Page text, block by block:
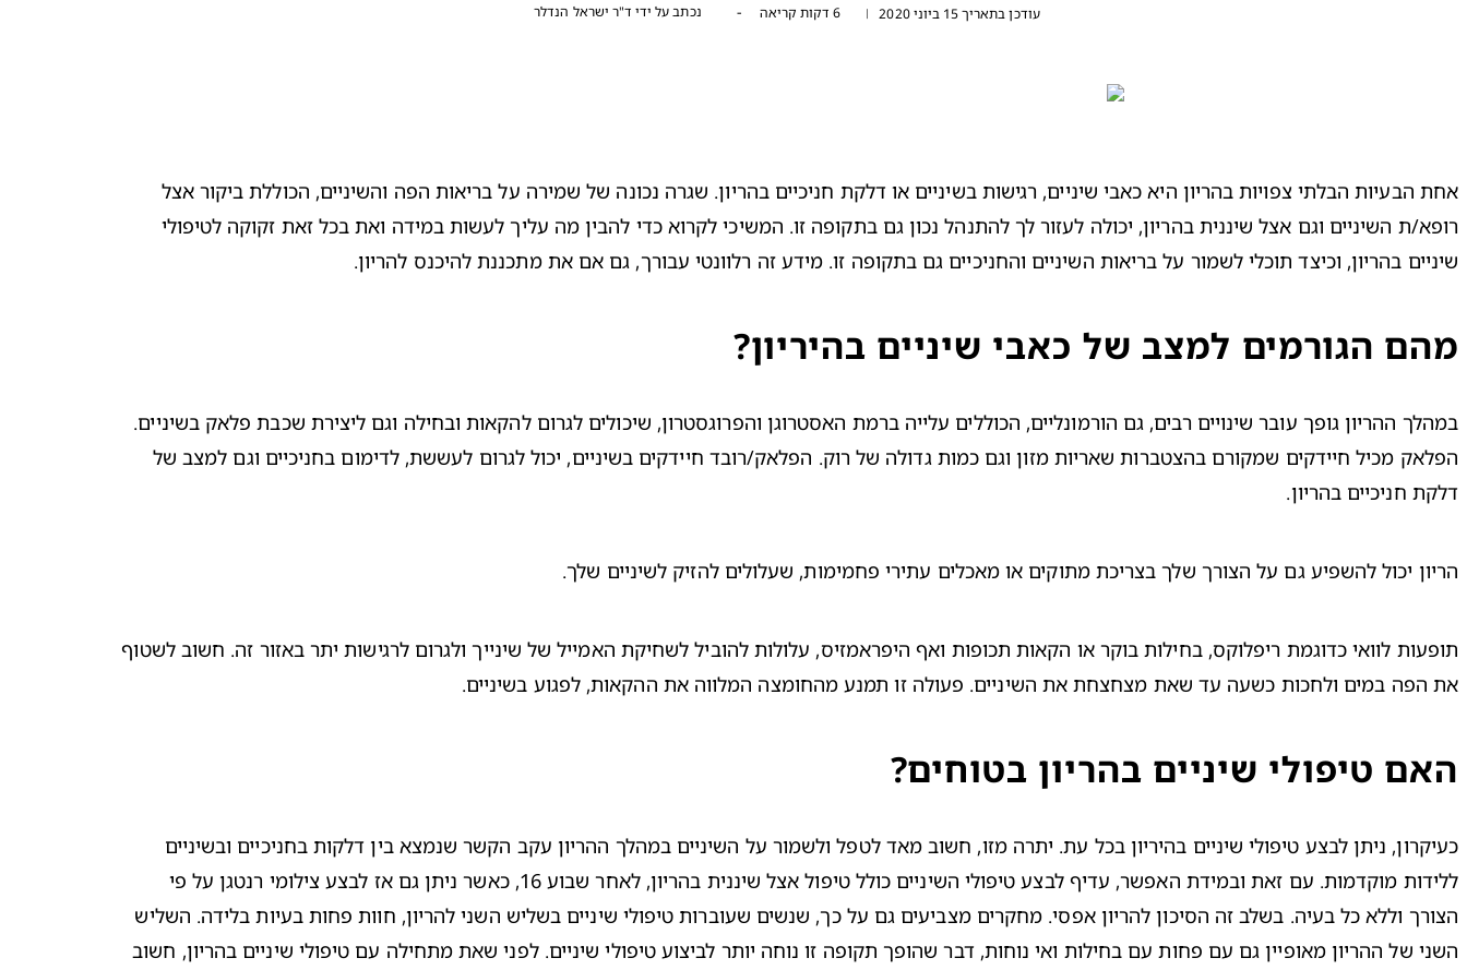
עודכן בתאריך 15 ביוני 2020 | 6 דקות קריאה - נכתב על ידי ד"ר ישראל הנדלר
שיניים בהריון, וכיצד תוכלי לשמור על בריאות השיניים והחניכיים גם בתקופה זו. מידע זה רלוונטי עבורך, גם אם את מתכננת להיכנס להריון.
מהם הגורמים למצב של כאבי שיניים בהיריון?
דלקת חניכיים בהריון.
הריון יכול להשפיע גם על הצורך שלך בצריכת מתוקים או מאכלים עתירי פחמימות, שעלולים להזיק לשיניים שלך.
תופעות לוואי כדוגמת ריפלוקס, בחילות בוקר או הקאות תכופות ואף היפראמזיס
, עלולות להוביל לשחיקת האמייל של שינייך ולגרום לרגישות יתר באזור זה. חשוב לשטוף
את הפה במים ולחכות כשעה עד שאת מצחצחת את השיניים. פעולה זו תמנע מהחומצה המלווה את ההקאות, לפגוע בשיניים.
האם טיפולי שיניים בהריון בטוחים?
השני של ההריון מאופיין גם עם פחות עם בחילות ואי נוחות, דבר שהופך תקופה זו נוחה יותר לביצוע טיפולי שיניים. לפני שאת מתחילה עם טיפולי שיניים בהריון, חשוב